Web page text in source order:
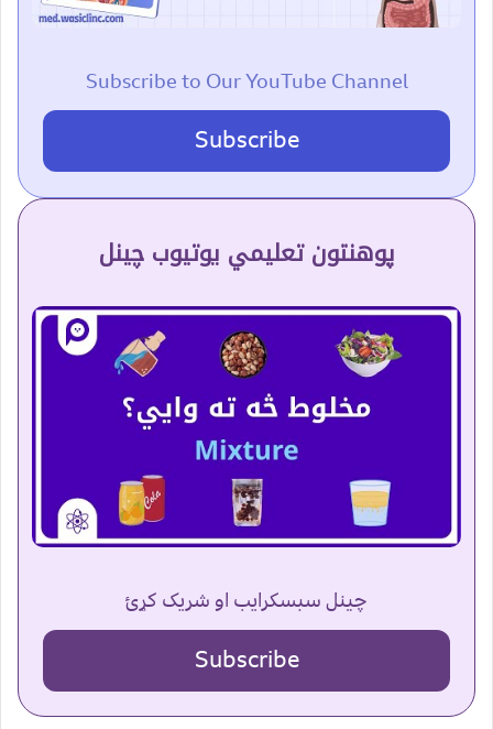
Subscribe to Our YouTube Channel
Subscribe
پوهنتون تعلیمي یوتیوب چینل
چینل سبسکرایب او شریک کړئ
Subscribe